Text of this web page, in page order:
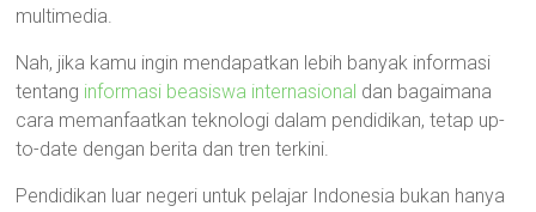
multimedia.
Nah, jika kamu ingin mendapatkan lebih banyak informasi
tentang informasi beasiswa internasional dan bagaimana
cara memanfaatkan teknologi dalam pendidikan, tetap up-
to-date dengan berita dan tren terkini.
Pendidikan luar negeri untuk pelajar Indonesia bukan hanya